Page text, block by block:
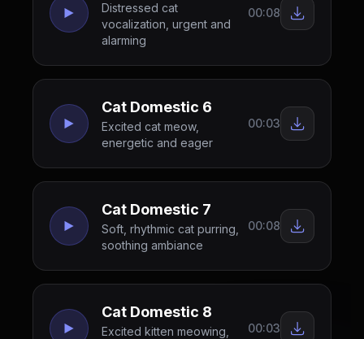
Distressed cat
vocalization, urgent and
alarming
00:08
Cat Domestic 6
Excited cat meow,
energetic and eager
00:03
Cat Domestic 7
Soft, rhythmic cat purring,
soothing ambiance
00:08
Cat Domestic 8
Excited kitten meowing,
00:03